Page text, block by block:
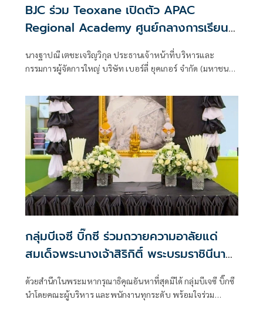
BJC ร่วม Teoxane เปิดตัว APAC
Regional Academy ศูนย์กลางการเรียนรู้
ด้านเวชศาสตร์ความงามระดับภูมิภาคเอเชีย-
แปซิฟิก แห่งแรกในไทย
นางฐาปณี เตชะเจริญวิกุล ประธานเจ้าหน้าที่บริหารและ
กรรมการผู้จัดการใหญ่ บริษัท เบอร์ลี่ ยุคเกอร์ จำกัด (มหาชน)
กลุ่มบีเจซี บิ๊กซี ร่วมถวายความอาลัยแด่
สมเด็จพระนางเจ้าสิริกิติ์ พระบรมราชินีนาถ
พระบรมราชชนนีพันปีหลวง
ด้วยสำนึกในพระมหากรุณาธิคุณอันหาที่สุดมิได้ กลุ่มบีเจซี บิ๊กซี
นำโดยคณะผู้บริหาร และพนักงานทุกระดับ พร้อมใจร่วม